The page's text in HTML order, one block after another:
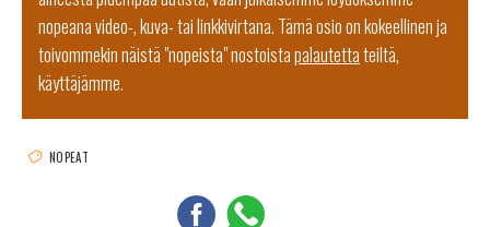
nopeana video-, kuva- tai linkkivirtana. Tämä osio on kokeellinen ja
toivommekin näistä "nopeista" nostoistapalautettateiltä,
käyttäjämme.
NOPEAT